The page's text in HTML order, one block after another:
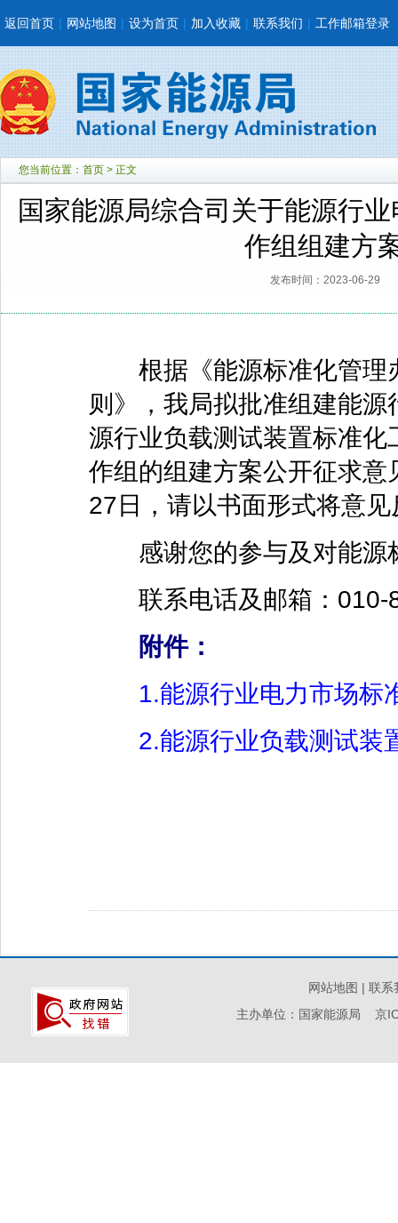
返回首页 | 网站地图 | 设为首页 | 加入收藏 | 联系我们 | 工作邮箱登录
您当前位置： 首页 > 正文
国家能源局综合司关于能源行
作组组建方
发布时间：2023-06-29
根据《能源标准化管理
则》，我局拟批准组建能
源行业负载测试装置标准
作组的组建方案公开征求
27日，请以书面形式将意
感谢您的参与及对能源
联系电话及邮箱：010-
附件：
1.能源行业电力市场标
2.能源行业负载测试装